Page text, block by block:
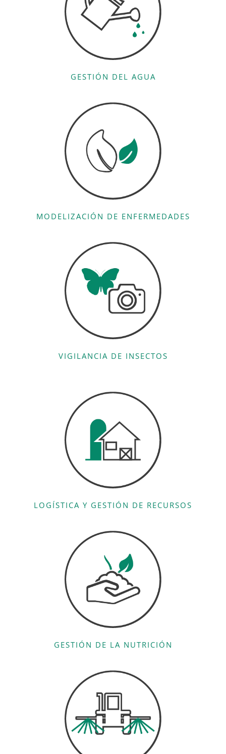
GESTIÓN DEL AGUA
MODELIZACIÓN DE ENFERMEDADES
VIGILANCIA DE INSECTOS
LOGÍSTICA Y GESTIÓN DE RECURSOS
GESTIÓN DE LA NUTRICIÓN